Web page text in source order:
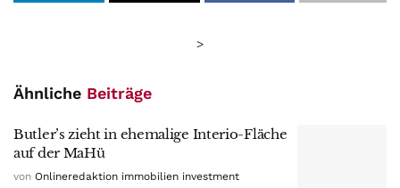
>
Ähnliche Beiträge
Butler’s zieht in ehemalige Interio-Fläche
auf der MaHü
von Onlineredaktion immobilien investment